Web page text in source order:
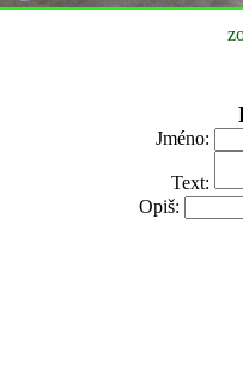
Jméno:
Text:
Opiš: